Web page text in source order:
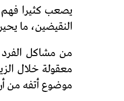
يصعب كثيرا فهم
النقيضين، ما
من مشاكل الفرد
معقولة خلال
موضوع أتفه من